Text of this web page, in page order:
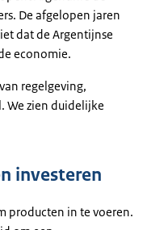
De afgelopen jaren
dat de Argentijnse
economie.
regelgeving,
We zien duidelijke
investeren
producten in te voeren.